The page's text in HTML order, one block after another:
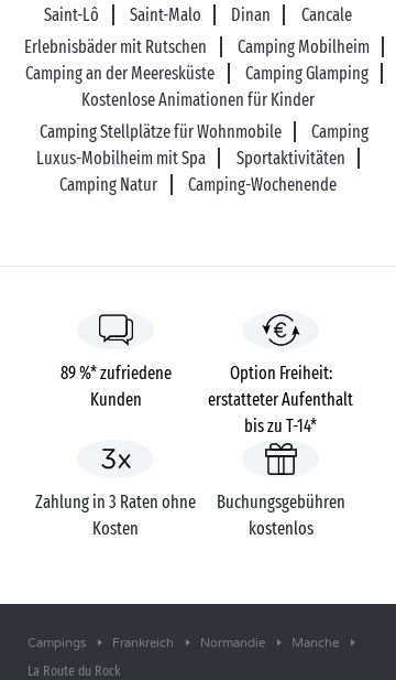
Saint-Lô Saint-Malo Dinan
Cancale
Erlebnisbäder mit Rutschen
Camping Mobilheim
Camping an der Meeresküste
Camping Glamping
Kostenlose Animationen für Kinder
Camping Stellplätze für Wohnmobile
Camping
Luxus-Mobilheim mit Spa
Sportaktivitäten
Camping Natur
Camping-Wochenende
89 %* zufriedene
Kunden
Option Freiheit:
erstatteter Aufenthalt
bis zu T-14*
Zahlung in 3 Raten ohne
Kosten
Buchungsgebühren
kostenlos
Campings Frankreich Normandie Manche
La Route du Rock